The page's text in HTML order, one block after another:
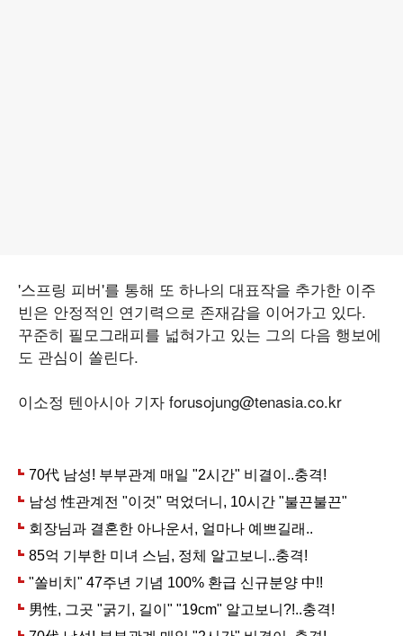
'스프링 피버'를 통해 또 하나의 대표작을 추가한 이주
빈은 안정적인 연기력으로 존재감을 이어가고 있다.
꾸준히 필모그래피를 넓혀가고 있는 그의 다음 행보에
도 관심이 쏠린다.
이소정 텐아시아 기자 forusojung@tenasia.co.kr